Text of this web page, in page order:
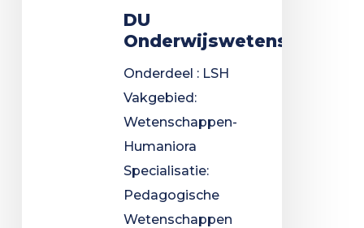
DU
Onderdeel : LSH
Vakgebied:
Wetenschappen-
Humaniora
Specialisatie:
Pedagogische
Wetenschappen